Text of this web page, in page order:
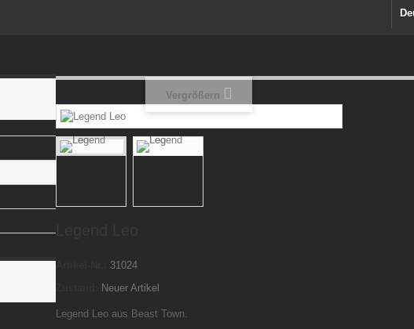
Vergrößern
Legend Leo
Artikel-Nr.:
31024
Neuer Artikel
Legend Leo aus Beast Town.